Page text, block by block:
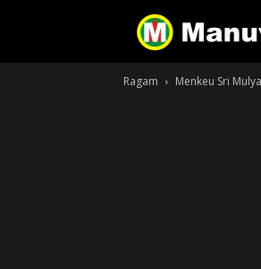
Ragam Menkeu Sri